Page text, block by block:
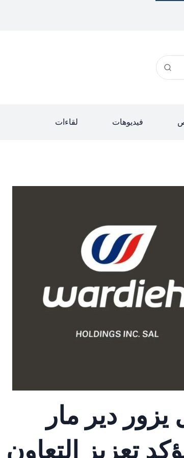
فيديوهات لقاءات
يزور دير مار
تعزيز التعاون